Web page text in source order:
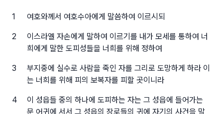
1 여호와께서 여호수아에게 말씀하여 이르시되
2
이스라엘 자손에게 말하여 이르기를 내가 모세를 통하여 너
희에게 말한 도피성들을 너희를 위해 정하여
3
부지중에 실수로 사람을 죽인 자를 그리로 도망하게 하라 이
는 너희를 위해 피의 보복자를 피할 곳이니라
4
이 성읍들 중의 하나에 도피하는 자는 그 성읍에 들어가는
문 어귀에 서서 그 성읍의 장로들의 귀에 자기의 사건을 말